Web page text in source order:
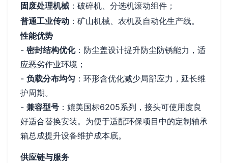
固废处理机械 ：破碎机、分选机滚动组件；
普通工业传动 ：矿山机械、农机及自动化生产线。
性能优势
- 密封结构优化：防尘盖设计提升防尘防锈能力，适
应恶劣作业环境；
- 负载分布均匀 ：环形含优化减少局部应力，延长维
护周期。
- 兼容型号 ：媲美国标6205系列，接头可使用度良
好适合替换安装。为便于适配环保项目中的定制轴承
箱总成提升设备维护成本底。
供应链与服务